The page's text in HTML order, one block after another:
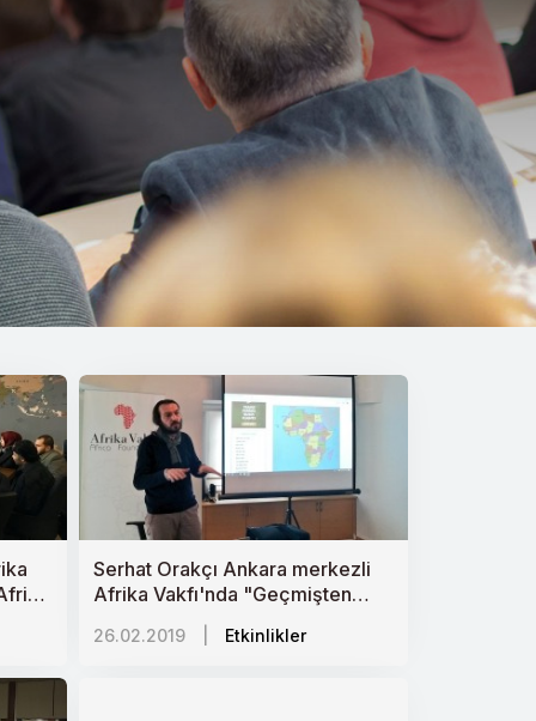
Serhat Orakçı Ankara merkezli
Afrika Vakfı'nda "Geçmişten
Günümüze Türkiye-Afrika
İlişkileri"ni anlattı.
26.02.2019 Etkinlikler